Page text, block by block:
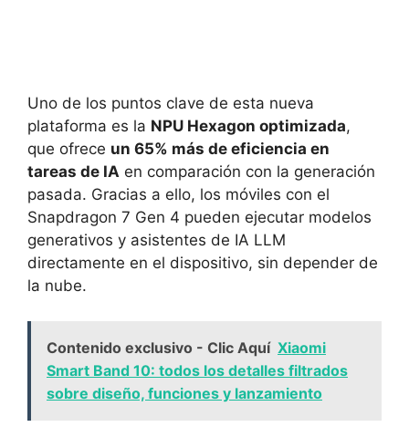
Uno de los puntos clave de esta nueva
plataforma es la NPU Hexagon optimizada,
que ofrece un 65% más de eficiencia en
tareas de IA en comparación con la generación
pasada. Gracias a ello, los móviles con el
Snapdragon 7 Gen 4 pueden ejecutar modelos
generativos y asistentes de IA LLM
directamente en el dispositivo, sin depender de
la nube.
Contenido exclusivo - Clic Aquí Xiaomi
Smart Band 10: todos los detalles filtrados
sobre diseño, funciones y lanzamiento